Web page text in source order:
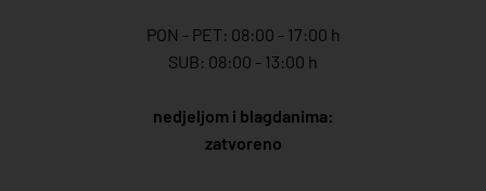
PON - PET: 08:00 - 17:00 h
SUB: 08:00 - 13:00 h
nedjeljom i blagdanima:
zatvoreno